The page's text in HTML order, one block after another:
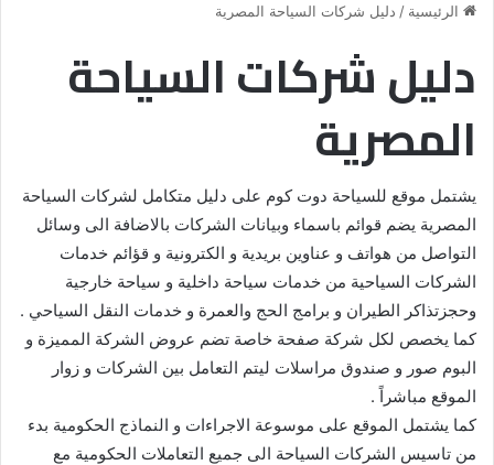
الرئيسية / دليل شركات السياحة المصرية
دليل شركات السياحة
المصرية
يشتمل موقع للسياحة دوت كوم على دليل متكامل لشركات السياحة
المصرية يضم قوائم باسماء وبيانات الشركات بالاضافة الى وسائل
التواصل من هواتف و عناوين بريدية و الكترونية و قؤائم خدمات
الشركات السياحية من خدمات سياحة داخلية و سياحة خارجية
وحجزتذاكر الطيران و برامج الحج والعمرة و خدمات النقل السياحي .
كما يخصص لكل شركة صفحة خاصة تضم عروض الشركة المميزة و
البوم صور و صندوق مراسلات ليتم التعامل بين الشركات و زوار
الموقع مباشراً .
كما يشتمل الموقع على موسوعة الاجراءات و النماذج الحكومية بدء
من تاسيس الشركات السياحة الى جميع التعاملات الحكومية مع